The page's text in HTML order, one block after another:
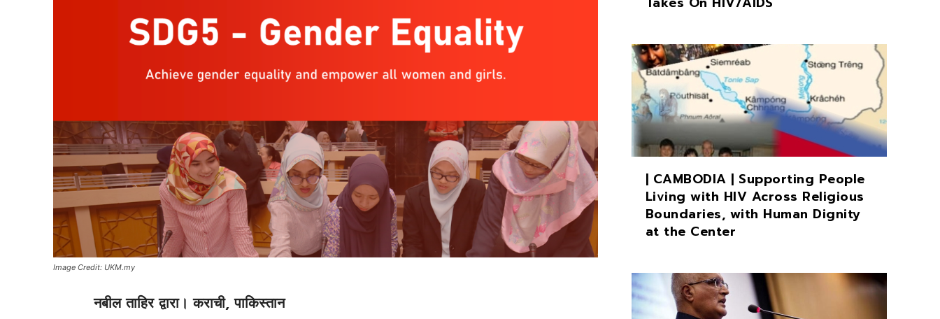
Image Credit: UKM.my
नबील ताहिर द्वारा। कराची, पाकिस्तान
| CAMBODIA | Supporting People
Living with HIV Across Religious
Boundaries, with Human Dignity
at the Center